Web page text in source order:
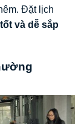
Đặt lịch
và dễ sắp